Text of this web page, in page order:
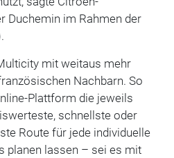
Duchemin im Rahmen der
mit weitaus mehr
Nachbarn. So
Plattform die jeweils
schnellste oder
Route für jede individuelle
planen lassen – sei es mit